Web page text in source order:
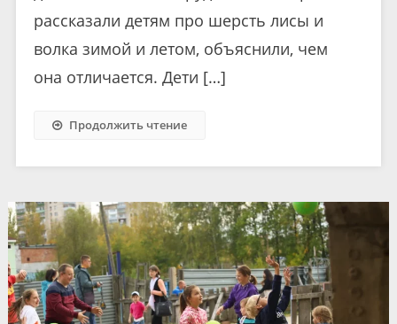
рассказали детям про шерсть лисы и
волка зимой и летом, объяснили, чем
она отличается. Дети […]
Продолжить чтение